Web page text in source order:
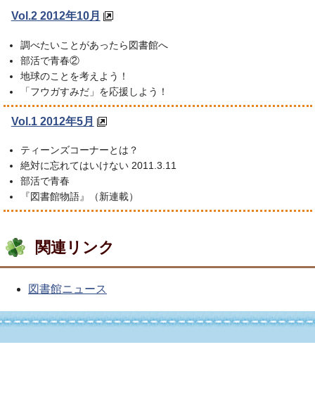
Vol.2 2012年10月
調べたいことがあったら図書館へ
部活で青春②
地球のことを考えよう！
「フウガすみだ」を応援しよう！
Vol.1 2012年5月
ティーンズコーナーとは？
絶対に忘れてはいけない 2011.3.11
部活で青春
『図書館物語』（新連載）
関連リンク
図書館ニュース